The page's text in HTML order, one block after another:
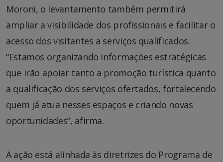
Moroni, o levantamento também permitirá
ampliar a visibilidade dos profissionais e facilitar o
acesso dos visitantes a serviços qualificados.
“Estamos organizando informações estratégicas
que irão apoiar tanto a promoção turística quanto
a qualificação dos serviços ofertados, fortalecendo
quem já atua nesses espaços e criando novas
oportunidades”, afirma.
A ação está alinhada às diretrizes do Programa de